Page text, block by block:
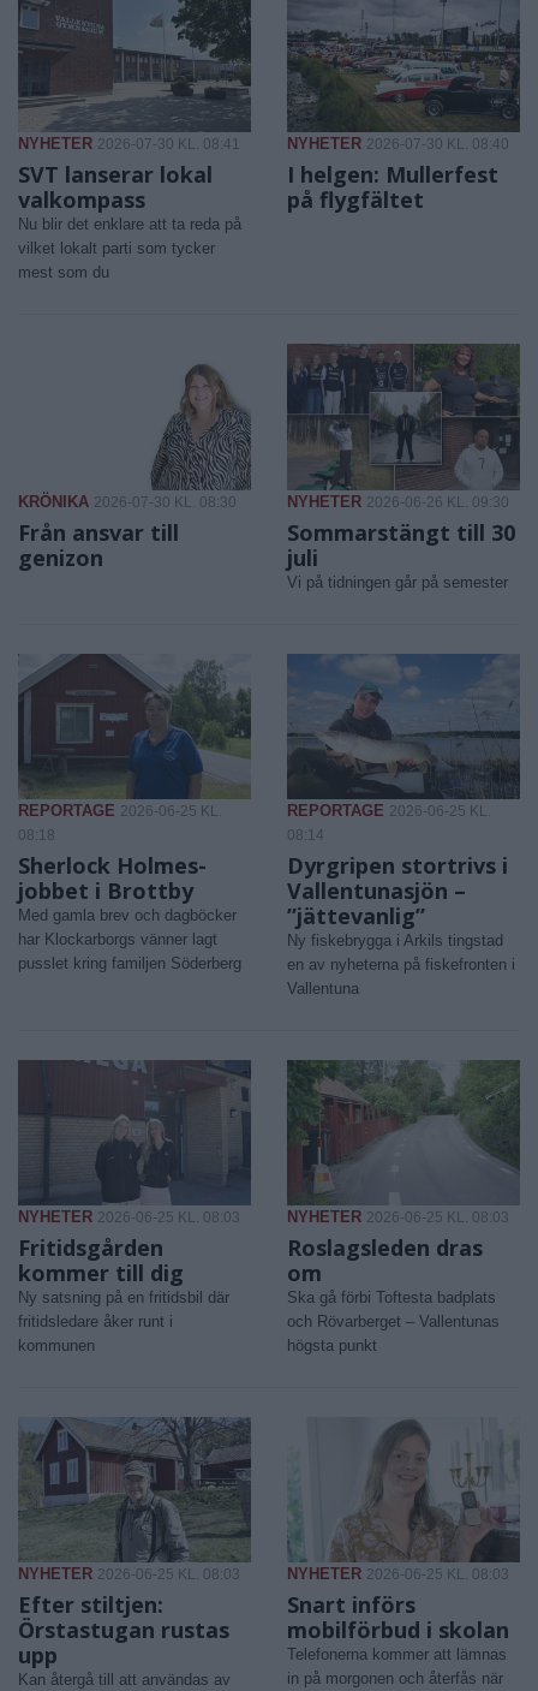
NYHETER 2026-07-30 KL. 08:41
SVT lanserar lokal
valkompass
Nu blir det enklare att ta reda på
vilket lokalt parti som tycker
mest som du
NYHETER 2026-07-30 KL. 08:40
I helgen: Mullerfest
på flygfältet
KRÖNIKA 2026-07-30 KL. 08:30
Från ansvar till
genizon
NYHETER 2026-06-26 KL. 09:30
Sommarstängt till 30
juli
Vi på tidningen går på semester
REPORTAGE 2026-06-25 KL.
08:18
Sherlock Holmes-
jobbet i Brottby
Med gamla brev och dagböcker
har Klockarborgs vänner lagt
pusslet kring familjen Söderberg
REPORTAGE 2026-06-25 KL.
08:14
Dyrgripen stortrivs i
Vallentunasjön –
”jättevanlig”
Ny fiskebrygga i Arkils tingstad
en av nyheterna på fiskefronten i
Vallentuna
NYHETER 2026-06-25 KL. 08:03
Fritidsgården
kommer till dig
Ny satsning på en fritidsbil där
fritidsledare åker runt i
kommunen
NYHETER 2026-06-25 KL. 08:03
Roslagsleden dras
om
Ska gå förbi Toftesta badplats
och Rövarberget – Vallentunas
högsta punkt
NYHETER 2026-06-25 KL. 08:03
Efter stiltjen:
Örstastugan rustas
upp
Kan återgå till att användas av
NYHETER 2026-06-25 KL. 08:03
Snart införs
mobilförbud i skolan
Telefonerna kommer att lämnas
in på morgonen och återfås när